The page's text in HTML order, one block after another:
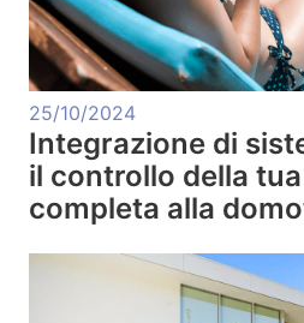
25/10/2024
Integrazione di
il controllo della
completa alla